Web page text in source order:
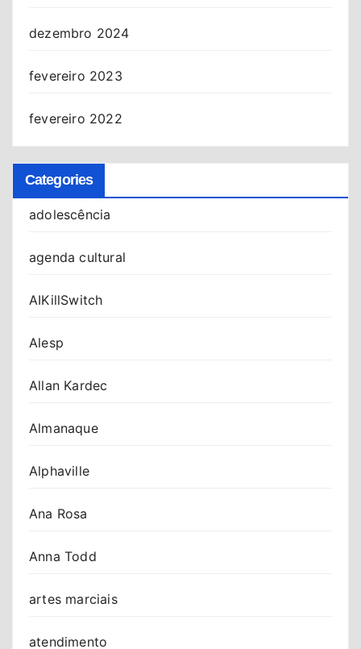
dezembro 2024
fevereiro 2023
fevereiro 2022
Categories
adolescência
agenda cultural
AIKillSwitch
Alesp
Allan Kardec
Almanaque
Alphaville
Ana Rosa
Anna Todd
artes marciais
atendimento